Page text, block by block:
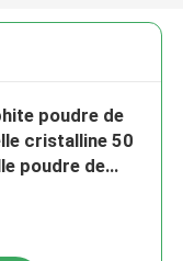
poudre de
cristalline 50
poudre de